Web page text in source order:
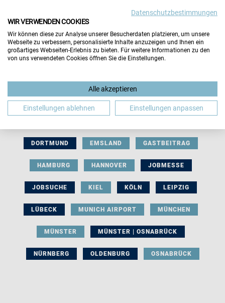
BERUFLICHE ORIENTIERUNG BEWERBUNG
DORTMUND EMSLAND GASTBEITRAG
HAMBURG HANNOVER JOBMESSE
JOBSUCHE KIEL KÖLN LEIPZIG
LÜBECK MUNICH AIRPORT MÜNCHEN
MÜNSTER MÜNSTER | OSNABRÜCK
NÜRNBERG OLDENBURG OSNABRÜCK
Datenschutzbestimmungen
WIR VERWENDEN COOKIES
Wir können diese zur Analyse unserer Besucherdaten platzieren, um unsere
Webseite zu verbessern, personalisierte Inhalte anzuzeigen und Ihnen ein
großartiges Webseiten-Erlebnis zu bieten. Für weitere Informationen zu den
von uns verwendeten Cookies öffnen Sie die Einstellungen.
Alle akzeptieren
Einstellungen ablehnen Einstellungen anpassen